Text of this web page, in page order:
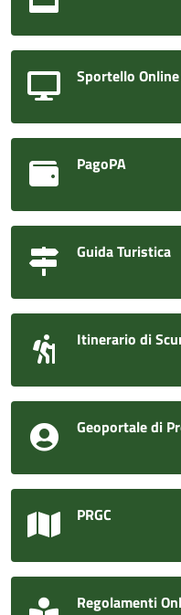
Sportello
PagoPA
Guida Turistica
Itinerario di
Geoportale di
PRGC
Regolamenti